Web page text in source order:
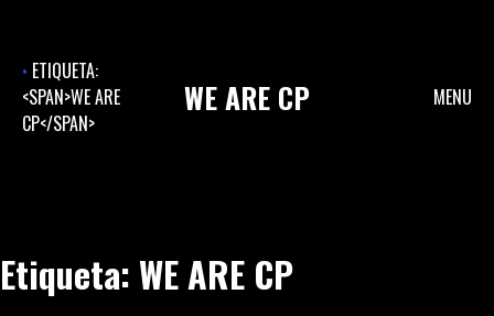
contentETIQUETA:
<SPAN>WE ARE
CP</SPAN>
WEARE CP MENU
Etiqueta: WE ARE CP